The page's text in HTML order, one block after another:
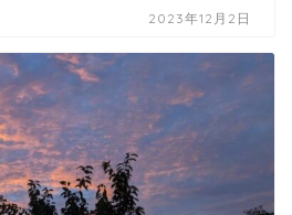
2023年12月2日